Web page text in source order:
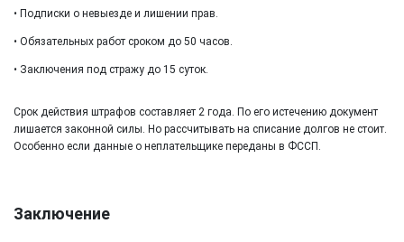
• Подписки о невыезде и лишении прав.
• Обязательных работ сроком до 50 часов.
• Заключения под стражу до 15 суток.
Срок действия штрафов составляет 2 года. По его истечению документ
лишается законной силы. Но рассчитывать на списание долгов не стоит.
Особенно если данные о неплательщике переданы в ФССП.
Заключение